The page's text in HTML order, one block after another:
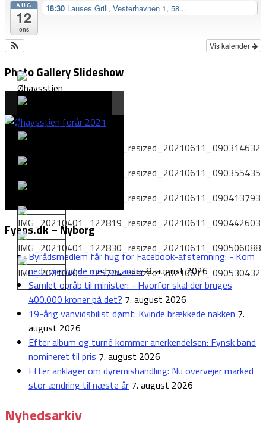
AUG
12
ons
18:30 Lauses Grill, Vesterhavnen 1, 58...
Vis kalender
Photo Gallery Slideshow
Fyens.dk – Nyborg
Byrådsmedlem får hug for Facebook-afstemning: - Kom
ned i øjenhøjde med os andre8. august 2026
Samlet opråb til minister: - Hvorfor skal der bruges
400.000 kroner på det? 7. august 2026
19-årig vanvidsbilist dømt: Kvinde brækkede nakken 7.
august 2026
Efter album og turné kommer anerkendelsen: Fynsk band
nomineret til pris 7. august 2026
Efter anklager om dyremishandling: Nu overvejer marked
stor ændring til næste år 7. august 2026
Nyhedsarkiv